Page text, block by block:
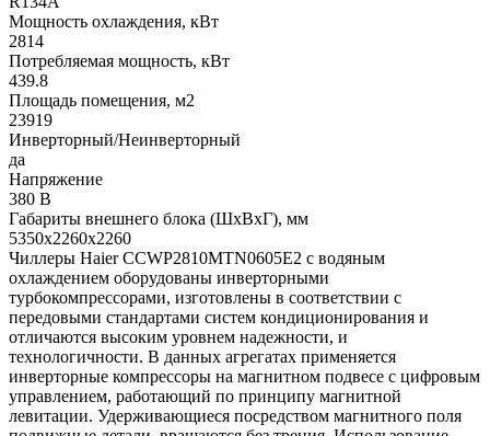
Мощность охлаждения, кВт
2814
Потребляемая мощность, кВт
439.8
Площадь помещения, м2
23919
Инверторный/Неинверторный
да
Напряжение
380 В
Габариты внешнего блока (ШхВхГ), мм
5350x2260x2260
Чиллеры Haier CCWP2810MTN0605E2 с водяным
охлаждением оборудованы инверторными
турбокомпрессорами, изготовлены в соответствии с
передовыми стандартами систем кондиционирования и
отличаются высоким уровнем надежности, и
технологичности. В данных агрегатах применяется
инверторные компрессоры на магнитном подвесе с цифровым
управлением, работающий по принципу магнитной
левитации. Удерживающиеся посредством магнитного поля